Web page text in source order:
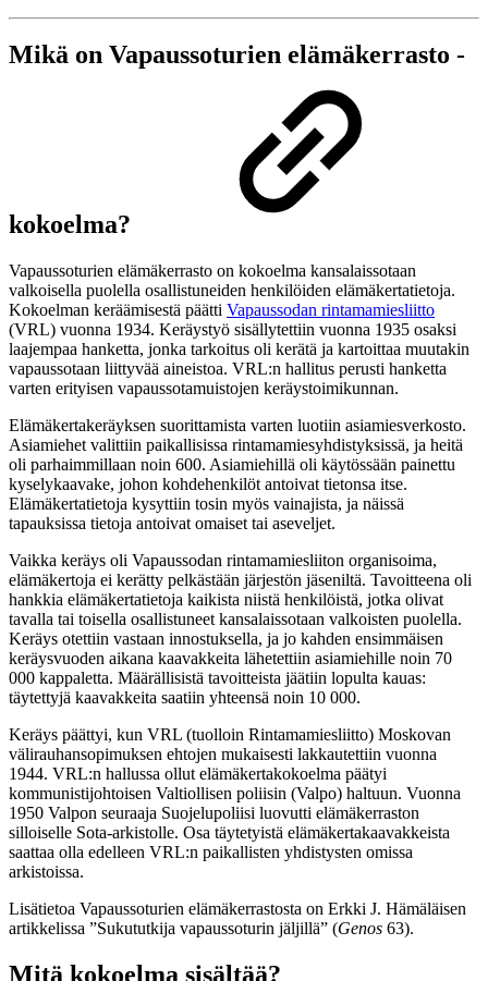
Mikä on Vapaussoturien elämäkerrasto -
kokoelma?
Vapaussoturien elämäkerrasto on kokoelma kansalaissotaan
valkoisella puolella osallistuneiden henkilöiden elämäkertatietoja.
Kokoelman keräämisestä päätti Vapaussodan rintamamiesliitto
(VRL) vuonna 1934. Keräystyö sisällytettiin vuonna 1935 osaksi
laajempaa hanketta, jonka tarkoitus oli kerätä ja kartoittaa muutakin
vapaussotaan liittyvää aineistoa. VRL:n hallitus perusti hanketta
varten erityisen vapaussotamuistojen keräystoimikunnan.
Elämäkertakeräyksen suorittamista varten luotiin asiamiesverkosto.
Asiamiehet valittiin paikallisissa rintamamiesyhdistyksissä, ja heitä
oli parhaimmillaan noin 600. Asiamiehillä oli käytössään painettu
kyselykaavake, johon kohdehenkilöt antoivat tietonsa itse.
Elämäkertatietoja kysyttiin tosin myös vainajista, ja näissä
tapauksissa tietoja antoivat omaiset tai aseveljet.
Vaikka keräys oli Vapaussodan rintamamiesliiton organisoima,
elämäkertoja ei kerätty pelkästään järjestön jäseniltä. Tavoitteena oli
hankkia elämäkertatietoja kaikista niistä henkilöistä, jotka olivat
tavalla tai toisella osallistuneet kansalaissotaan valkoisten puolella.
Keräys otettiin vastaan innostuksella, ja jo kahden ensimmäisen
keräysvuoden aikana kaavakkeita lähetettiin asiamiehille noin 70
000 kappaletta. Määrällisistä tavoitteista jäätiin lopulta kauas:
täytettyjä kaavakkeita saatiin yhteensä noin 10 000.
Keräys päättyi, kun VRL (tuolloin Rintamamiesliitto) Moskovan
välirauhansopimuksen ehtojen mukaisesti lakkautettiin vuonna
1944. VRL:n hallussa ollut elämäkertakokoelma päätyi
kommunistijohtoisen Valtiollisen poliisin (Valpo) haltuun. Vuonna
1950 Valpon seuraaja Suojelupoliisi luovutti elämäkerraston
silloiselle Sota-arkistolle. Osa täytetyistä elämäkertakaavakkeista
saattaa olla edelleen VRL:n paikallisten yhdistysten omissa
arkistoissa.
Lisätietoa Vapaussoturien elämäkerrastosta on Erkki J. Hämäläisen
artikkelissa ”Sukututkija vapaussoturin jäljillä” (Genos 63).
Mitä kokoelma sisältää?